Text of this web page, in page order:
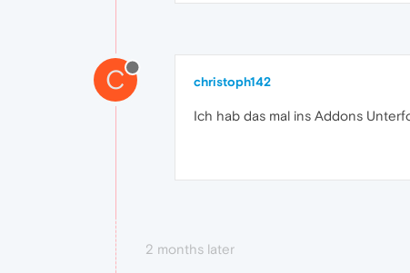
C christoph142
Ich hab das mal ins Addons
2 months later